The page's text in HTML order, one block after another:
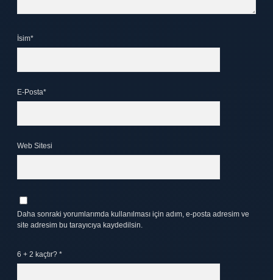
İsim*
E-Posta*
Web Sitesi
Daha sonraki yorumlarımda kullanılması için adım, e-posta adresim ve
site adresim bu tarayıcıya kaydedilsin.
6 + 2 kaçtır? *